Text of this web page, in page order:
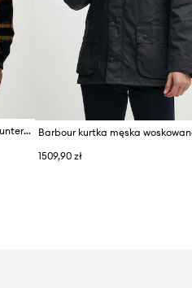
Columbia krótka kurtka męska Hunter Arch
1509,90 zł